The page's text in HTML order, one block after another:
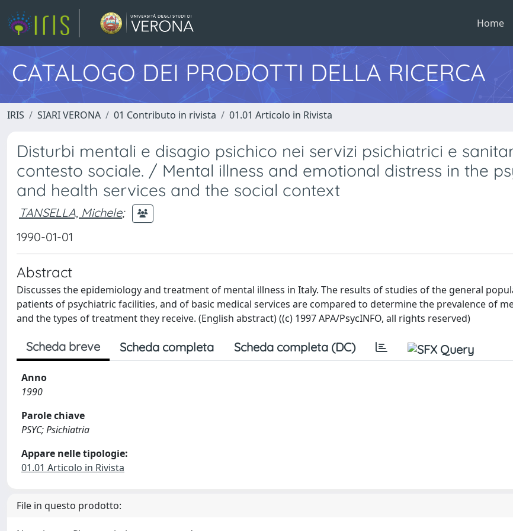
Home
CATALOGO DEI PRODOTTI DELLA RICERCA
IRIS SIARI VERONA 01 Contributo in rivista 01.01 Articolo in Rivista
Disturbi mentali e disagio psichico nei servizi psichiatrici e
contesto sociale. / Mental illness and emotional distress in the
and health services and the social context
TANSELLA, Michele;
1990-01-01
Abstract
Discusses the epidemiology and treatment of mental illness in Italy. The results of studies of the general
patients of psychiatric facilities, and of basic medical services are compared to determine the prevalence of
and the types of treatment they receive. (English abstract) ((c) 1997 APA/PsycINFO, all rights reserved)
Scheda breve Scheda completa Scheda completa (DC)
Anno
1990
Parole chiave
PSYC; Psichiatria
Appare nelle tipologie:
01.01 Articolo in Rivista
File in questo prodotto: